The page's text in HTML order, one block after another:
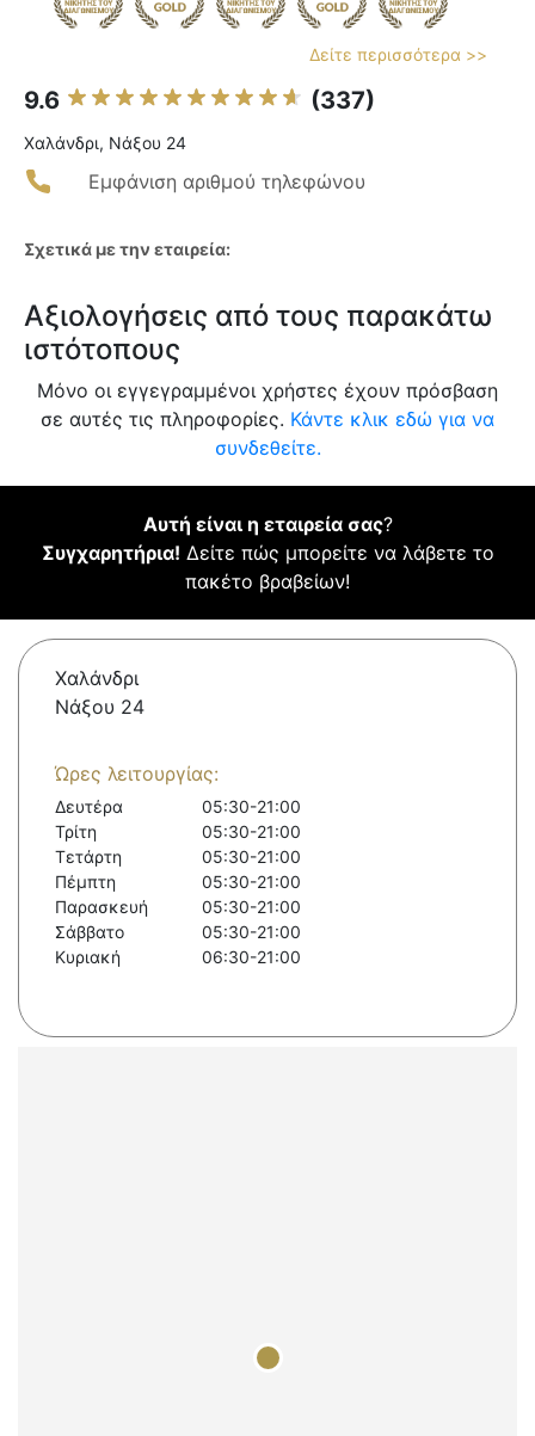
Δείτε περισσότερα >>
9.6 (337)
Χαλάνδρι, Νάξου 24
Εμφάνιση αριθμού τηλεφώνου
Σχετικά με την εταιρεία:
Αξιολογήσεις από τους παρακάτω
ιστότοπους
Μόνο οι εγγεγραμμένοι χρήστες έχουν πρόσβαση
σε αυτές τις πληροφορίες. Κάντε κλικ εδώ για να
συνδεθείτε.
Αυτή είναι η εταιρεία σας?
Συγχαρητήρια! Δείτε πώς μπορείτε να λάβετε το
πακέτο βραβείων!
Χαλάνδρι
Νάξου 24
Ώρες λειτουργίας:
Δευτέρα
05:30-21:00
Τρίτη
05:30-21:00
Τετάρτη
05:30-21:00
Πέμπτη
05:30-21:00
Παρασκευή
05:30-21:00
Σάββατο
05:30-21:00
Κυριακή
06:30-21:00